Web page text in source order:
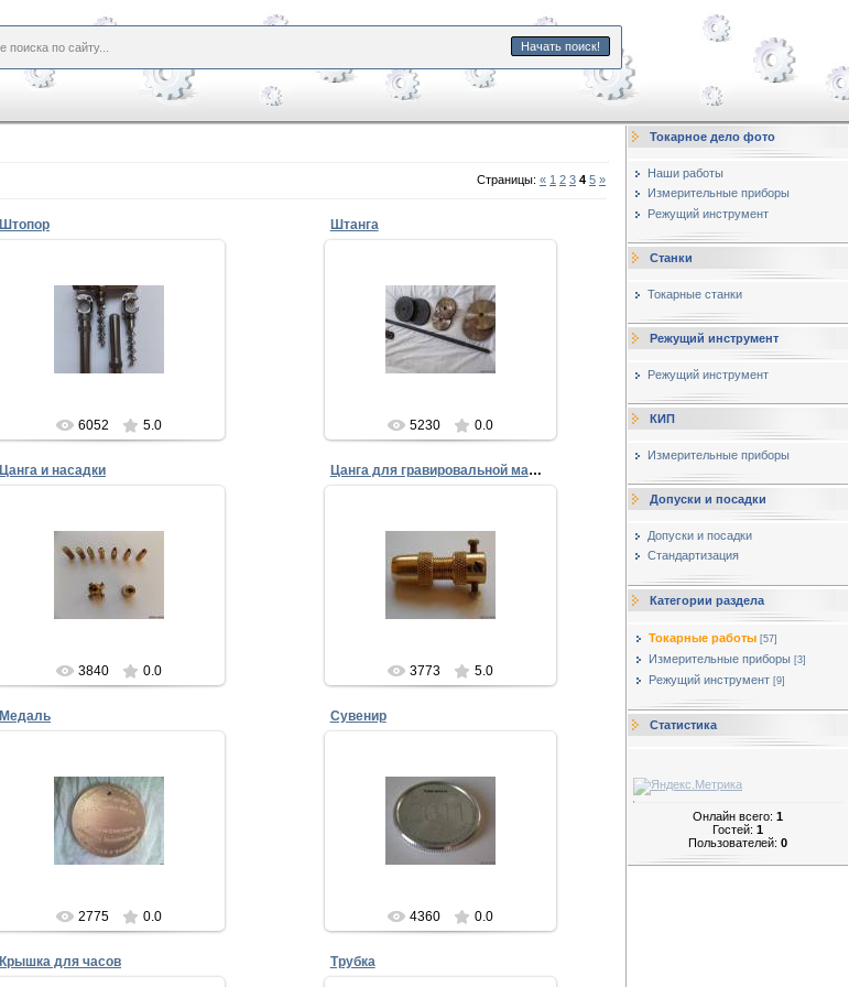
Начать поиск!
Страницы: « 1 2 3 4 5 »
Штопор
Штопор
Брелок изготовлен из титанового
сплава, что защищает изделие
от коррозии и поломок.
Титановый сплав пре...
6052 5.0
Штанга
Штанга
Изготовление штанги – работа
непростая, требующая не только
наличия токарных станков, но и
опытного спе...
5230 0.0
Цанга и насадки
Набор цанг предназначен для
зажима сверл, фрез, шарошек и
инструмента.
Использовать данное ...
3840 0.0
Цанга для гравировальной машинки
Цанга для гравировальной
машинки
Для изготовления цанги
необходимо знать диаметр
посадочного вала на гравирова...
3773 5.0
Медаль
Медаль выполнена из Бериллиевой
бронзы на станке марки
ИР800ПМФ4.
На изготовление медали ушло 3
дня.
1....
2775 0.0
Сувенир
Сувенир в виде монетки выполнен
на токарном станке с ЧПУ марки
Изготовление данной продукции
не составля...
4360 0.0
Крышка для часов Трубка
Токарное дело фото
Наши работы
Измерительные приборы
Режущий инструмент
Станки
Токарные станки
Режущий инструмент
Режущий инструмент
КИП
Измерительные приборы
Допуски и посадки
Допуски и посадки
Стандартизация
Категории раздела
Токарные работы [57]
Измерительные приборы [3]
Режущий инструмент [9]
Статистика
Онлайн всего: 1
Гостей: 1
Пользователей: 0